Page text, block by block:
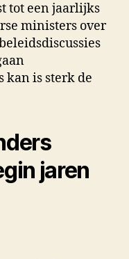
tot een jaarlijks
ministers over
kan is sterk de
jaren